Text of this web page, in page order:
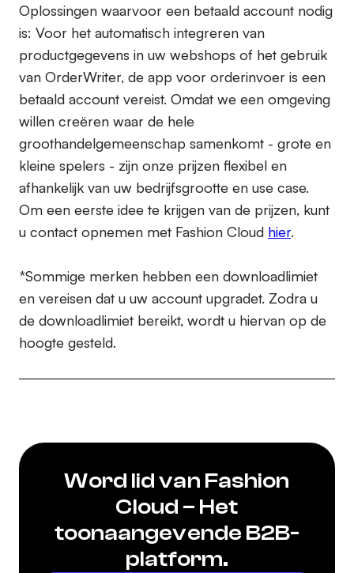
Oplossingen waarvoor een betaald account nodig
is: Voor het automatisch integreren van
productgegevens in uw webshops of het gebruik
van OrderWriter, de app voor orderinvoer is een
betaald account vereist. Omdat we een omgeving
willen creëren waar de hele
groothandelgemeenschap samenkomt - grote en
kleine spelers - zijn onze prijzen flexibel en
afhankelijk van uw bedrijfsgrootte en use case.
Om een eerste idee te krijgen van de prijzen, kunt
u contact opnemen met Fashion Cloud hier.
*Sommige merken hebben een downloadlimiet
en vereisen dat u uw account upgradet. Zodra u
de downloadlimiet bereikt, wordt u hiervan op de
hoogte gesteld.
Word lid van Fashion
Cloud – Het
toonaangevende B2B-
platform.